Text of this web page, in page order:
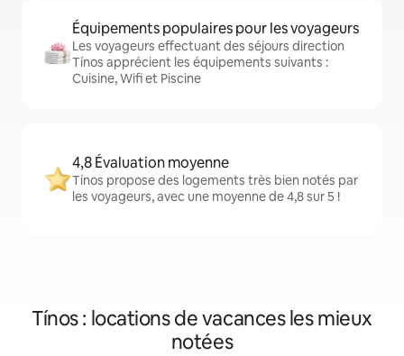
Équipements populaires pour les voyageurs
Les voyageurs effectuant des séjours direction
Tínos apprécient les équipements suivants :
Cuisine, Wifi et Piscine
4,8 Évaluation moyenne
Tínos propose des logements très bien notés par
les voyageurs, avec une moyenne de 4,8 sur 5 !
Tínos : locations de vacances les mieux
notées